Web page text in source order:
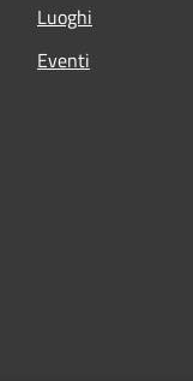
Luoghi
Eventi